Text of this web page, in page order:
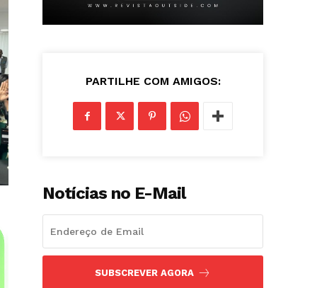
PARTILHE COM AMIGOS:
Notícias no E-Mail
SUBSCREVER AGORA